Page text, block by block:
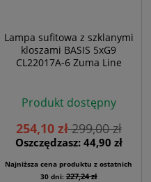
Lampa sufitowa z szklanymi
kloszami BASIS 5xG9
CL22017A-6 Zuma Line
Produkt dostępny
254,10 zł299,00 zł
Oszczędzasz: 44,90 zł
Najniższa cena produktu z ostatnich
30 dni:227,24 zł